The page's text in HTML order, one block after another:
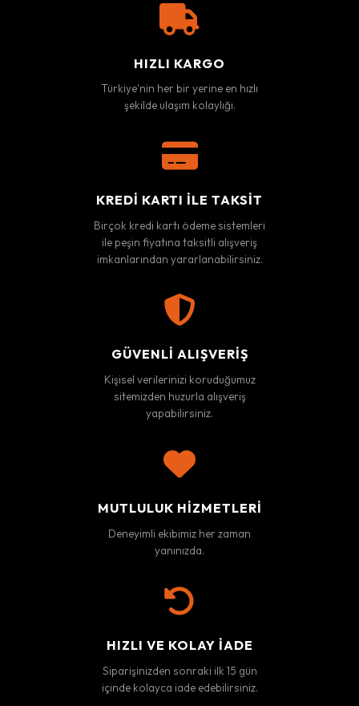
HIZLI KARGO
Türkiye'nin her bir yerine en hızlı
şekilde ulaşım kolaylığı.
KREDI KARTI ILE TAKSIT
Birçok kredi kartı ödeme sistemleri
ile peşin fiyatına taksitli alışveriş
imkanlarından yararlanabilirsiniz.
GÜVENLI ALIŞVERIŞ
Kişisel verilerinizi koruduğumuz
sitemizden huzurla alışveriş
yapabilirsiniz.
MUTLULUK HIZMETLERI
Deneyimli ekibimiz her zaman
yanınızda.
HIZLI VE KOLAY İADE
Siparişinizden sonraki ilk 15 gün
içinde kolayca iade edebilirsiniz.